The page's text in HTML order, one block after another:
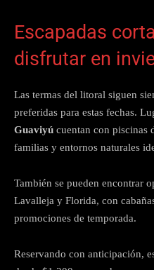
Escapadas
disfrutar en
Las termas del litoral siguen
preferidas para estas fechas.
Guaviyú cuentan con piscinas
familias y entornos naturales
También se pueden encontrar
Lavalleja y Florida, con
promociones de temporada.
Reservando con anticipación,